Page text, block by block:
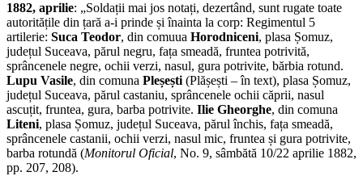
1882, aprilie: „Soldații mai jos notați, dezertând, sunt rugate toate
autoritățile din țară a-i prinde și înainta la corp: Regimentul 5
artilerie: Suca Teodor, din comuua Horodniceni, plasa Șomuz,
județul Suceava, părul negru, fața smeadă, fruntea potrivită,
sprâncenele negre, ochii verzi, nasul, gura potrivite, bărbia rotund.
Lupu Vasile, din comuna Pleșești (Plășești – în text), plasa Șomuz,
județul Suceava, părul castaniu, sprâncenele ochii căprii, nasul
ascuțit, fruntea, gura, barba potrivite. Ilie Gheorghe, din comuna
Liteni, plasa Șomuz, județul Suceava, părul închis, fața smeadă,
sprâncenele castanii, ochii verzi, nasul mic, fruntea și gura potrivite,
barba rotundă (Monitorul Oficial, No. 9, sâmbătă 10/22 aprilie 1882,
pp. 207, 208).